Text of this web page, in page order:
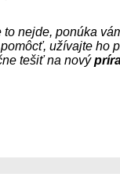
nejde, ponúka
užívajte ho
tešiť na nový